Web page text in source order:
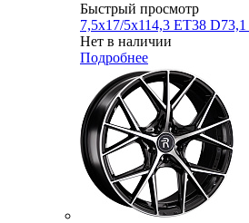
Быстрый просмотр
7,5x17/5x114,3 ET38
Нет в наличии
Подробнее